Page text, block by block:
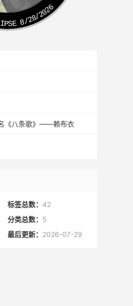
8/28/2026
《八条歌》——赖布衣
标签总数： 42
分类总数： 5
最后更新： 2026-07-29